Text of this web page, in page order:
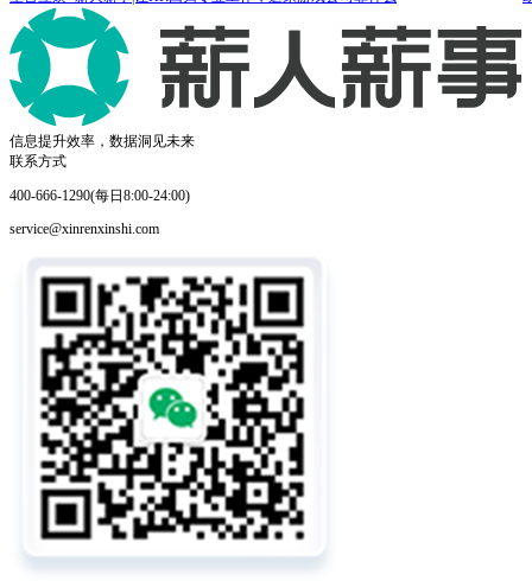
信息提升效率，数据洞见未来
联系方式
400-666-1290(每日8:00-24:00)
service@xinrenxinshi.com